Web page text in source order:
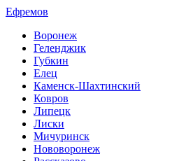
Ефремов
Воронеж
Геленджик
Губкин
Елец
Каменск-Шахтинский
Ковров
Липецк
Лиски
Мичуринск
Нововоронеж